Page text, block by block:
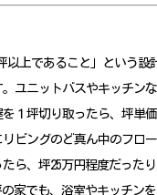
以上であること」という設
。ユニットバスやキッチン
を１坪切り取ったら、坪単
リビングのど真ん中のフロ
ら、坪25万円程度だった
の家でも、浴室やキッチン